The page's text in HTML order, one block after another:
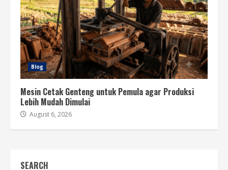
Blog
Mesin Cetak Genteng untuk Pemula agar Produksi
Lebih Mudah Dimulai
August 6, 2026
SEARCH